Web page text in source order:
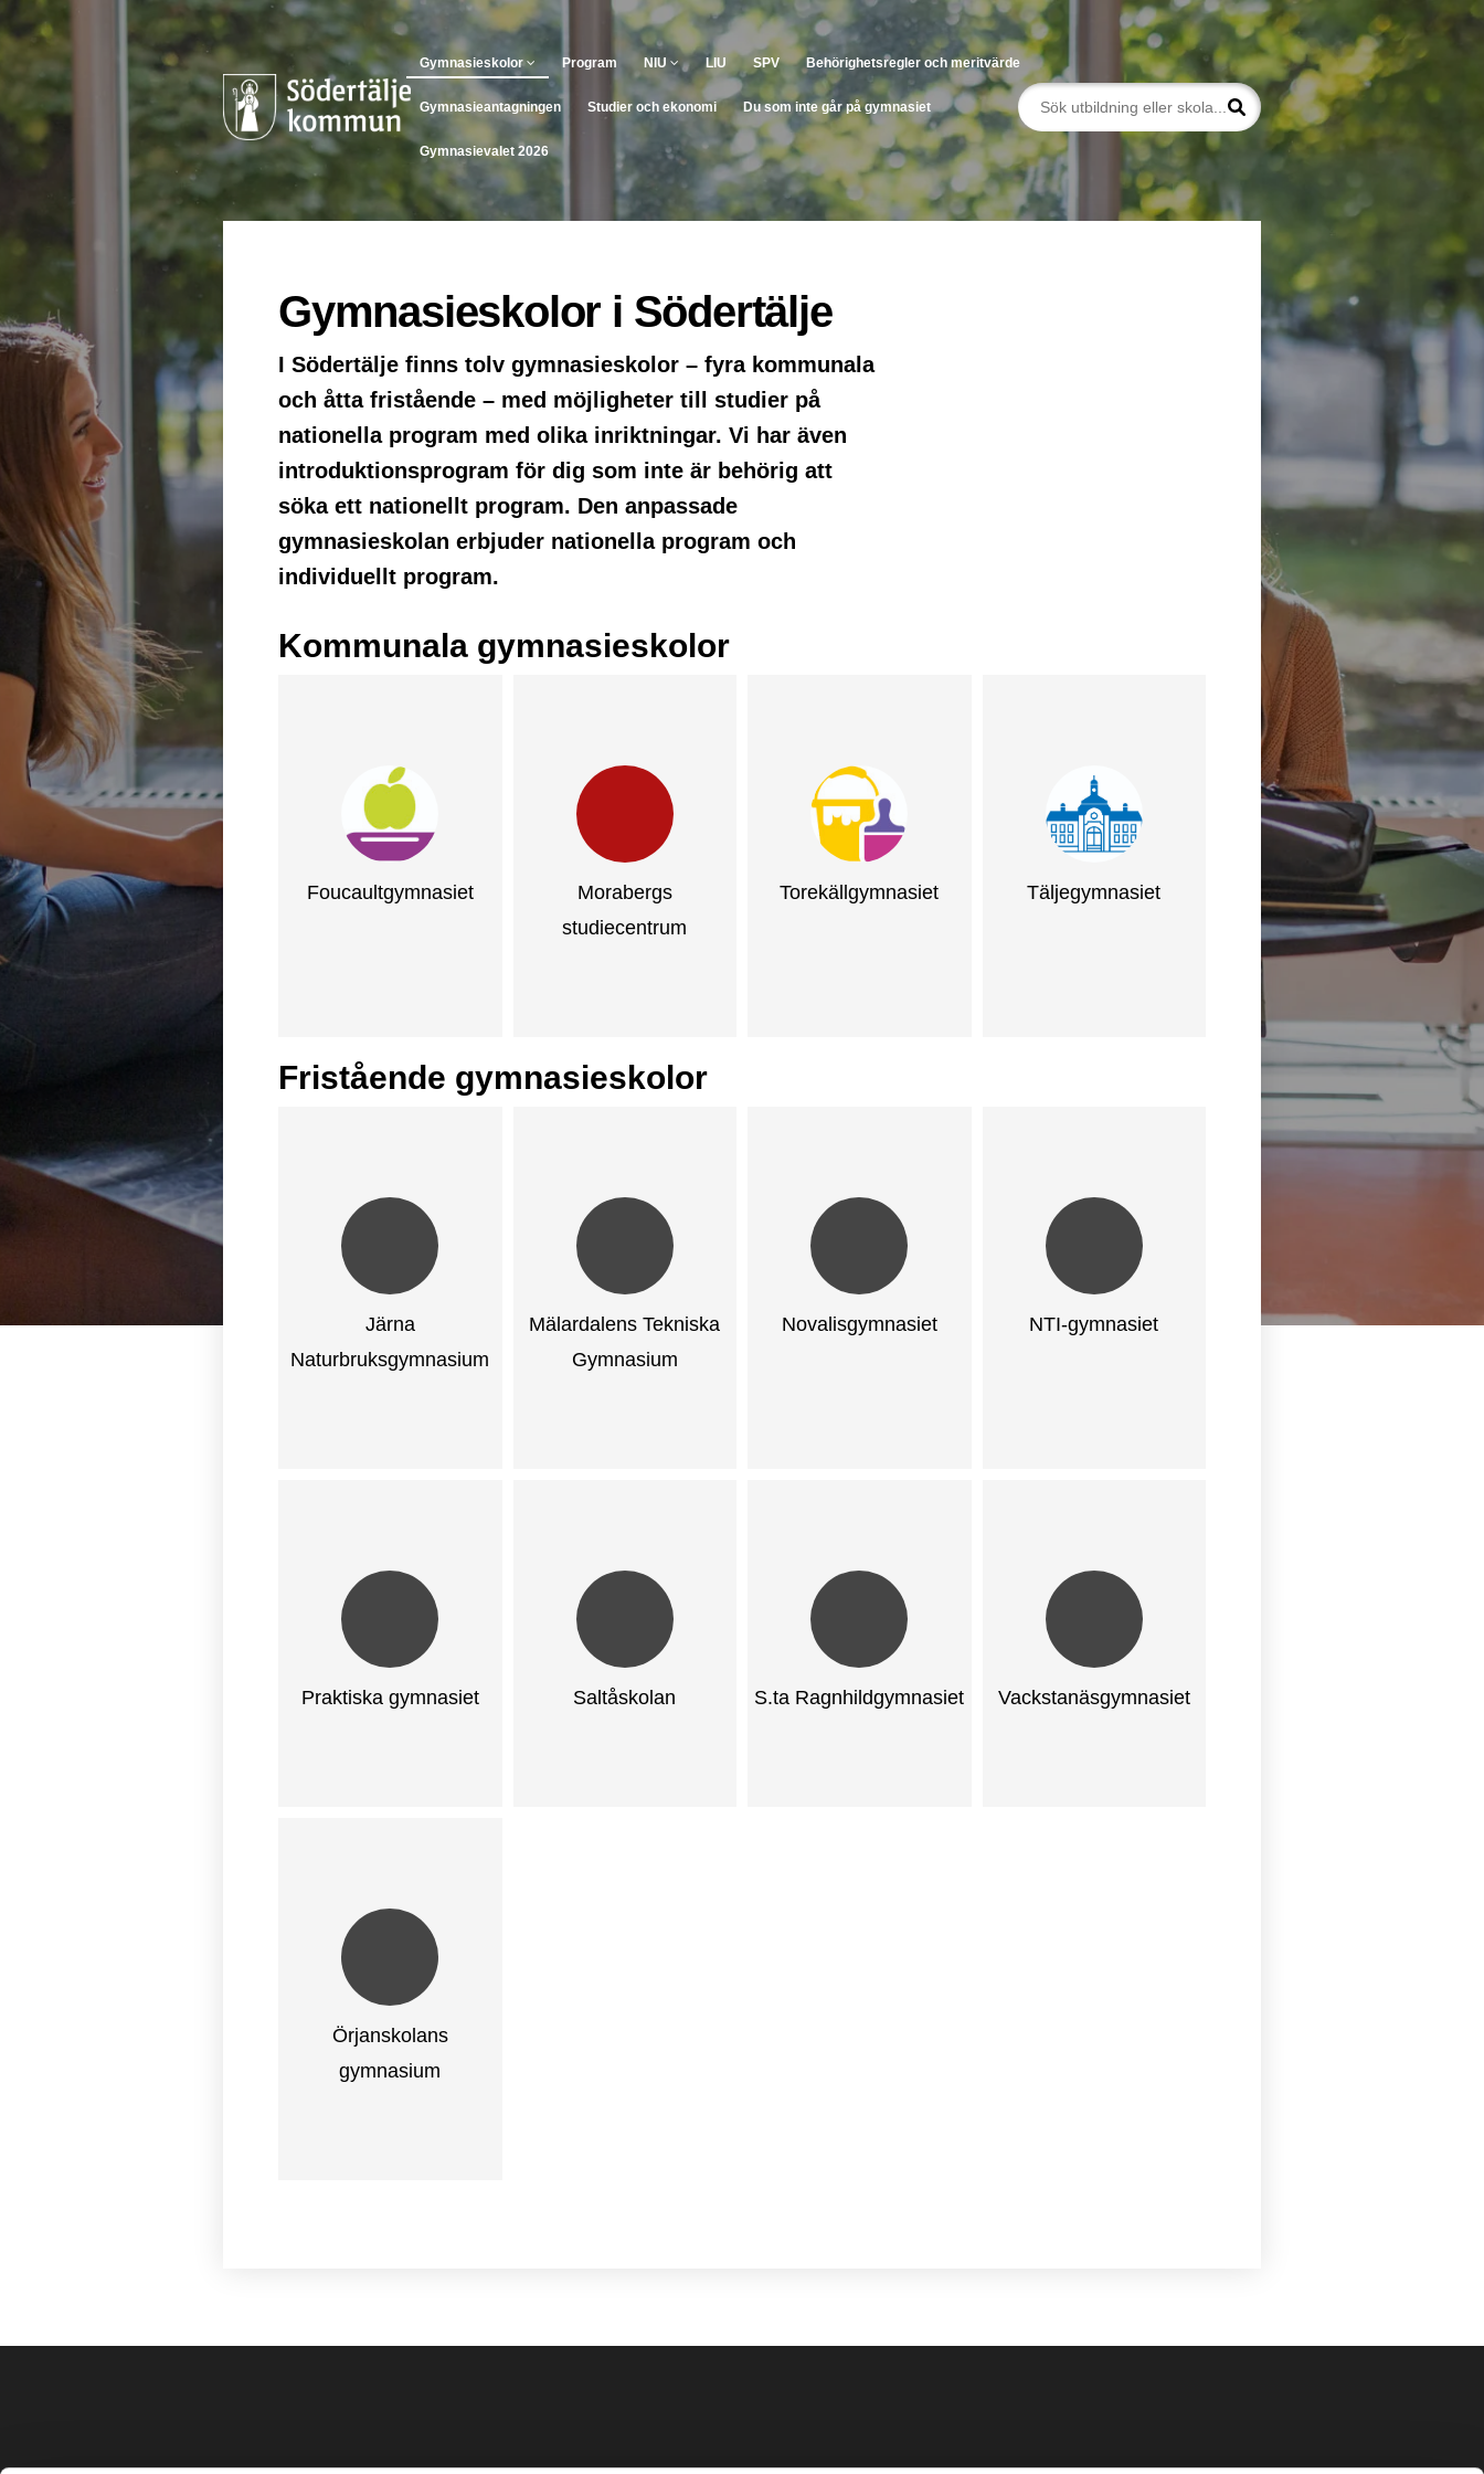
Gymnasieskolor (Aktuell)Program NIU LIU SPV Behörighetsregler och meritvärde
Gymnasieantagningen Studier och ekonomi Du som inte går på gymnasiet
Gymnasievalet 2026
Gymnasieskolor i Södertälje
I Södertälje finns tolv gymnasieskolor – fyra kommunala
och åtta fristående – med möjligheter till studier på
nationella program med olika inriktningar. Vi har även
introduktionsprogram för dig som inte är behörig att
söka ett nationellt program. Den anpassade
gymnasieskolan erbjuder nationella program och
individuellt program.
Kommunala gymnasieskolor
Foucaultgymnasiet
Morabergs
studiecentrum
Torekällgymnasiet Täljegymnasiet
Fristående gymnasieskolor
Järna
Naturbruksgymnasium
Mälardalens Tekniska
Gymnasium
Novalisgymnasiet NTI-gymnasiet
Praktiska gymnasiet Saltåskolan S.ta Ragnhildgymnasiet Vackstanäsgymnasiet
Örjanskolans
gymnasium